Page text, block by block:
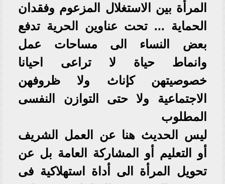
المرأة بين الاستغلال المزعوم وفقدان
الحماية ... تحت عناوين الحرية تدفع
بعض النساء الى مساحات عمل
وانماط حياة لا تراعى احيانا
خصوصيتهن كإناث ولا ظروفهن
الاجتماعية ولا حتى التوازن النفسى
المطلوب
ليس الحديث هنا عن العمل الشريف
أو التعليم أو المشاركة العامة بل عن
تحويل المرأة الى أداة استهلاكية فى